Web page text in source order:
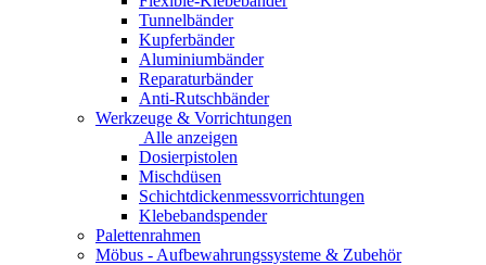
Tunnelbänder
Kupferbänder
Aluminiumbänder
Reparaturbänder
Anti-Rutschbänder
Werkzeuge & Vorrichtungen
Alle anzeigen
Dosierpistolen
Mischdüsen
Schichtdickenmessvorrichtungen
Klebebandspender
Palettenrahmen
Möbus - Aufbewahrungssysteme & Zubehör